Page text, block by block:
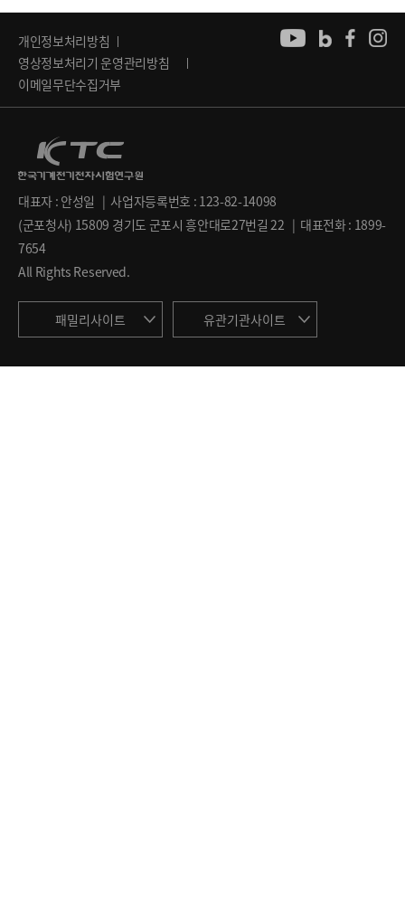
개인정보처리방침
영상정보처리기 운영관리방침
이메일무단수집거부
대표자 : 안성일 | 사업자등록번호 : 123-82-14098
(군포청사) 15809 경기도 군포시 흥안대로27번길 22 | 대표전화 : 1899-
7654
All Rights Reserved.